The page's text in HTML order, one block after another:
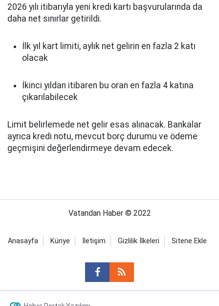
2026 yılı itibarıyla yeni kredi kartı başvurularında da
daha net sınırlar getirildi.
İlk yıl kart limiti, aylık net gelirin en fazla 2 katı
olacak
İkinci yıldan itibaren bu oran en fazla 4 katına
çıkarılabilecek
Limit belirlemede net gelir esas alınacak. Bankalar
ayrıca kredi notu, mevcut borç durumu ve ödeme
geçmişini değerlendirmeye devam edecek.
Vatandan Haber © 2022
Anasayfa Künye İletişim Gizlilik İlkeleri Sitene Ekle